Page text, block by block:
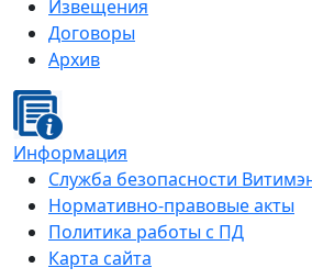
Извещения
Договоры
Архив
Информация
Служба безопасности
Нормативно-правовые акты
Политика работы с ПД
Карта сайта